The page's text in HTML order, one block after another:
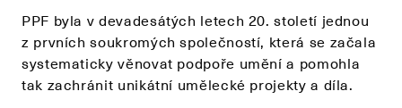
PPF byla v devadesátých letech 20. století jednou
z prvních soukromých společností, která se začala
systematicky věnovat podpoře umění a pomohla
tak zachránit unikátní umělecké projekty a díla.